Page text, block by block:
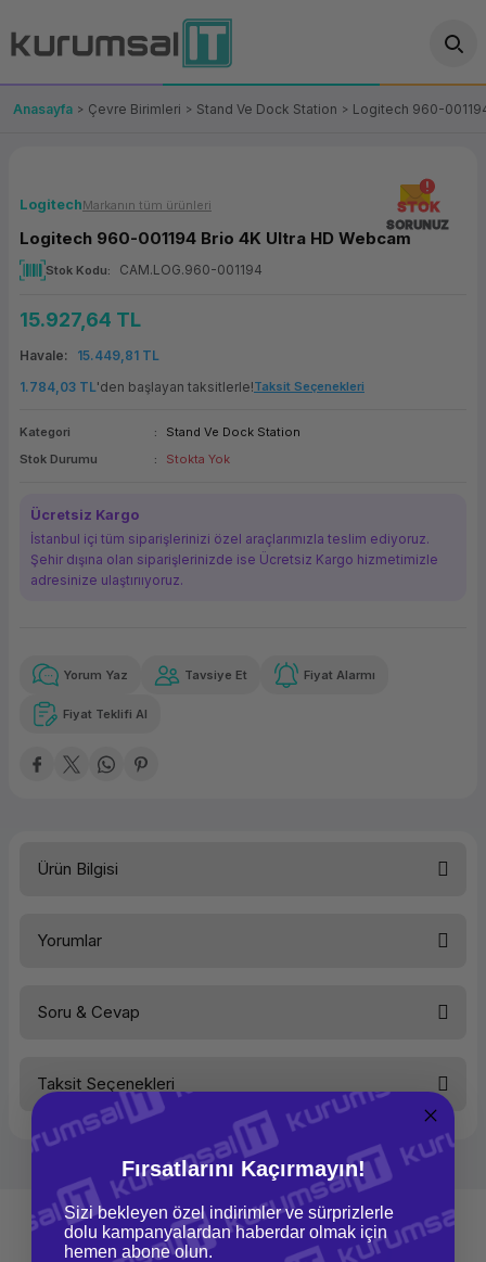
Geri Dön
Geri Dön
OT/VT Ürünleri
Fiş Yazıcı
(Firewall)
Bileşenleri
Geri Dön
Makinesi
Geri Dön
Çözümleri
Geri Dön
Geri Dön
Yedekleme
Geri Dön
Ürünler
Anasayfa Çevre Birimleri Stand Ve Dock Station Logitech 960-
STOK
SORUNUZ
LogitechMarkanın tüm ürünleri
Logitech 960-001194 Brio 4K Ultra HD Webcam
Stok Kodu CAM.LOG.960-001194
15.927,64 TL
Havale
15.449,81 TL
1.784,03 TL'den başlayan taksitlerle!Taksit Seçenekleri
Kategori
Stand Ve Dock Station
Stok Durumu
Stokta Yok
Ücretsiz Kargo
İstanbul içi tüm siparişlerinizi özel araçlarımızla teslim ediyoruz.
Şehir dışına olan siparişlerinizde ise Ücretsiz Kargo hizmetimizle
adresinize ulaştırııyoruz.
Güvenilir Alışveriş
Kolay iade imkanı
1.784,03 TL
Yorum Yaz Tavsiye Et Fiyat Alarmı
Fiyat Teklifi Al
Ürün Bilgisi
Yorumlar
Yorum Yaz
Soru & Cevap
Ürün hakkında henüz soru sorulmamış.
Soru Sor
Taksit Seçenekleri
Fırsatlarını Kaçırmayın!
Sizi bekleyen özel indirimler ve sürprizlerle
dolu kampanyalardan haberdar olmak için
hemen abone olun.